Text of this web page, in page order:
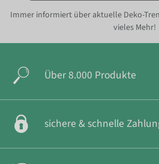
Immer informiert über aktuelle Deko-
vieles Mehr!
Über 8.000 Produkte
sichere & schnelle